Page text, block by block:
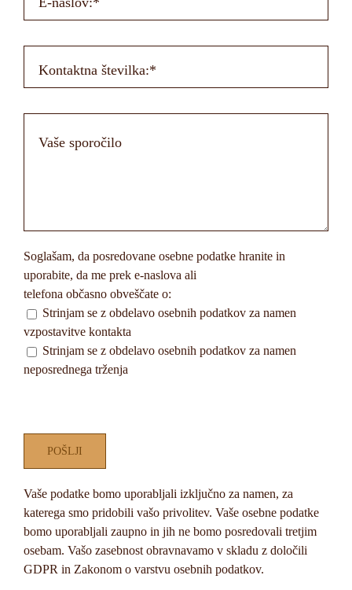
Soglašam, da posredovane osebne podatke hranite in
uporabite, da me prek e-naslova ali
telefona občasno obveščate o:
Strinjam se z obdelavo osebnih podatkov za namen
vzpostavitve kontakta
Strinjam se z obdelavo osebnih podatkov za namen
neposrednega trženja
Vaše podatke bomo uporabljali izključno za namen, za
katerega smo pridobili vašo privolitev. Vaše osebne podatke
bomo uporabljali zaupno in jih ne bomo posredovali tretjim
osebam. Vašo zasebnost obravnavamo v skladu z določili
GDPR in Zakonom o varstvu osebnih podatkov.